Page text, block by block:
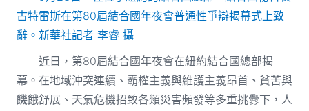
古特雷斯在第80屆結合國年夜會普通性爭辯揭幕式上致
辭。新華社記者 李睿 攝
近日，第80屆結合國年夜會在紐約結合國總部揭
幕。在地域沖突連續、霸權主義與維護主義昂首、貧苦與
饑餓舒展、天氣危機招致各類災害頻發等多重挑釁下，人